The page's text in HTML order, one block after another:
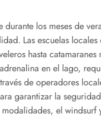
los meses de
Las escuelas
hasta catamaranes
en el lago,
de operadores
garantizar la
el windsurf